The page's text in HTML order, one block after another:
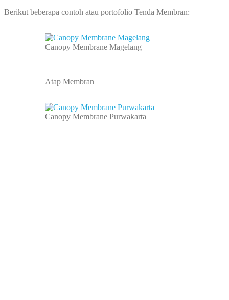
Berikut beberapa contoh atau portofolio Tenda Membran:
Canopy Membrane Magelang
Atap Membran
Canopy Membrane Purwakarta